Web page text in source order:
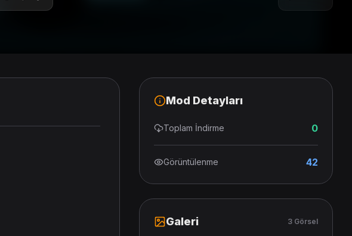
Mod Detayları
Toplam İndirme 0
Görüntülenme 42
Galeri 3 Görsel